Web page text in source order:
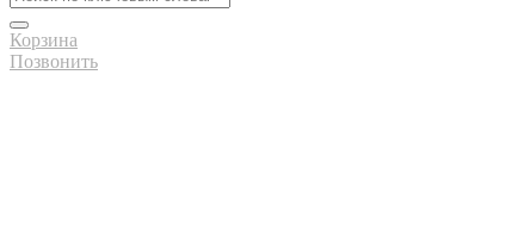
Корзина
Позвонить